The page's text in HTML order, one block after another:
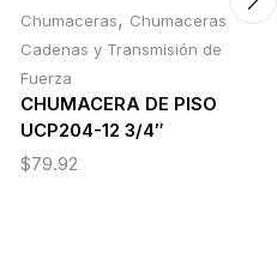
Chumaceras, Chumaceras
Cadenas y Transmisión de
Fuerza
CHUMACERA DE PISO
UCP204-12 3/4″
$79.92